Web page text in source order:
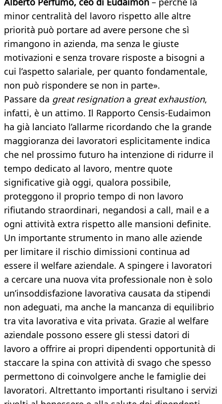
minor centralità del lavoro rispetto alle altre
priorità può portare ad avere persone che sì
rimangono in azienda, ma senza le giuste
motivazioni e senza trovare risposte a bisogni a
cui l’aspetto salariale, per quanto fondamentale,
non può rispondere se non in parte».
Passare da great resignationa great exhaustion,
infatti, è un attimo. Il Rapporto Censis-Eudaimon
ha già lanciato l’allarme ricordando che la grande
maggioranza dei lavoratori esplicitamente indica
che nel prossimo futuro ha intenzione di ridurre il
tempo dedicato al lavoro, mentre quote
significative già oggi, qualora possibile,
proteggono il proprio tempo di non lavoro
rifiutando straordinari, negandosi a call, mail e a
ogni attività extra rispetto alle mansioni definite.
Un importante strumento in mano alle aziende
per limitare il rischio dimissioni continua ad
essere il welfare aziendale. A spingere i lavoratori
a cercare una nuova vita professionale non è solo
un’insoddisfazione lavorativa causata da stipendi
non adeguati, ma anche la mancanza di equilibrio
tra vita lavorativa e vita privata. Grazie al welfare
aziendale possono essere gli stessi datori di
lavoro a offrire ai propri dipendenti opportunità di
staccare la spina con attività di svago che spesso
permettono di coinvolgere anche le famiglie dei
lavoratori. Altrettanto importanti risultano i servizi